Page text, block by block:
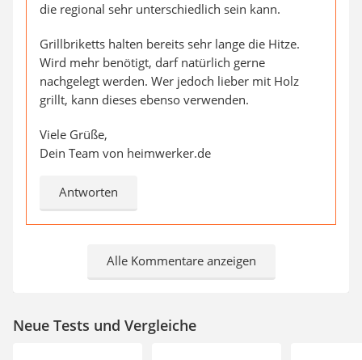
die regional sehr unterschiedlich sein kann.
Grillbriketts halten bereits sehr lange die Hitze.
Wird mehr benötigt, darf natürlich gerne
nachgelegt werden. Wer jedoch lieber mit Holz
grillt, kann dieses ebenso verwenden.
Viele Grüße,
Dein Team von heimwerker.de
Antworten
Alle Kommentare anzeigen
Neue Tests und Vergleiche